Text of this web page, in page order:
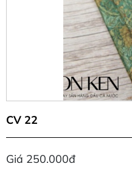
CV 22
Giá 250.000đ